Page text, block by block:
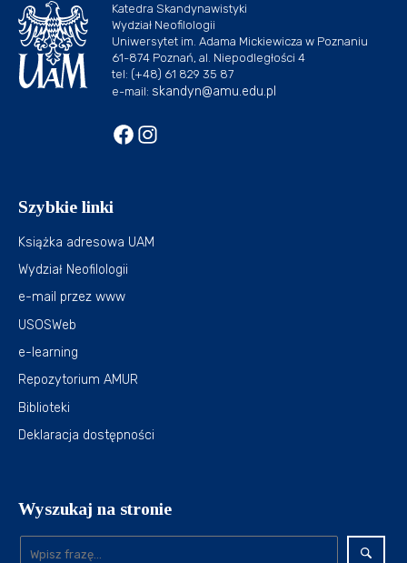
Katedra Skandynawistyki
Wydział Neofilologii
Uniwersytet im. Adama Mickiewicza w Poznaniu
61-874 Poznań, al. Niepodległości 4
tel: (+48) 61 829 35 87
e-mail: skandyn@amu.edu.pl
Szybkie linki
Książka adresowa UAM
Wydział Neofilologii
e-mail przez www
USOSWeb
e-learning
Repozytorium AMUR
Biblioteki
Deklaracja dostępności
Wyszukaj na stronie